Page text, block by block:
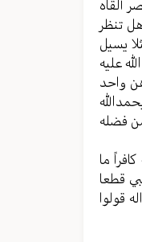
ألقاه
تنظر
یسیل
علیه
واحد
فضله
ما
قطعا
قولوا